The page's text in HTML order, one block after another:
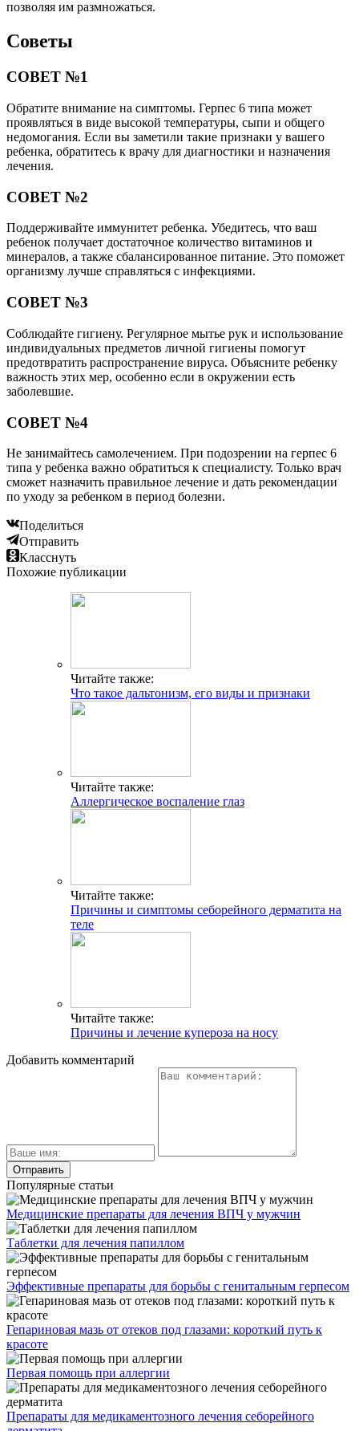
позволяя им размножаться.
Советы
СОВЕТ №1
Обратите внимание на симптомы. Герпес 6 типа может
проявляться в виде высокой температуры, сыпи и общего
недомогания. Если вы заметили такие признаки у вашего
ребенка, обратитесь к врачу для диагностики и назначения
лечения.
СОВЕТ №2
Поддерживайте иммунитет ребенка. Убедитесь, что ваш
ребенок получает достаточное количество витаминов и
минералов, а также сбалансированное питание. Это поможет
организму лучше справляться с инфекциями.
СОВЕТ №3
Соблюдайте гигиену. Регулярное мытье рук и использование
индивидуальных предметов личной гигиены помогут
предотвратить распространение вируса. Объясните ребенку
важность этих мер, особенно если в окружении есть
заболевшие.
СОВЕТ №4
Не занимайтесь самолечением. При подозрении на герпес 6
типа у ребенка важно обратиться к специалисту. Только врач
сможет назначить правильное лечение и дать рекомендации
по уходу за ребенком в период болезни.
Поделиться
Отправить
Класснуть
Похожие публикации
Читайте также:
Что такое дальтонизм, его виды и признаки
Читайте также:
Аллергическое воспаление глаз
Читайте также:
Причины и симптомы себорейного дерматита на
теле
Читайте также:
Причины и лечение купероза на носу
Добавить комментарий
Популярные статьи
Медицинские препараты для лечения ВПЧ у мужчин
Таблетки для лечения папиллом
Эффективные препараты для борьбы с генитальным герпесом
Гепариновая мазь от отеков под глазами: короткий путь к
красоте
Первая помощь при аллергии
Препараты для медикаментозного лечения себорейного